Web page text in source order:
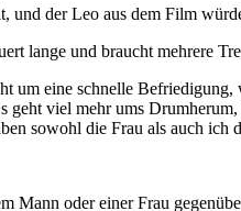
der Leo aus dem Film
lange und braucht mehrere
um eine schnelle
viel mehr ums
sowohl die Frau als auch
Mann oder einer Frau